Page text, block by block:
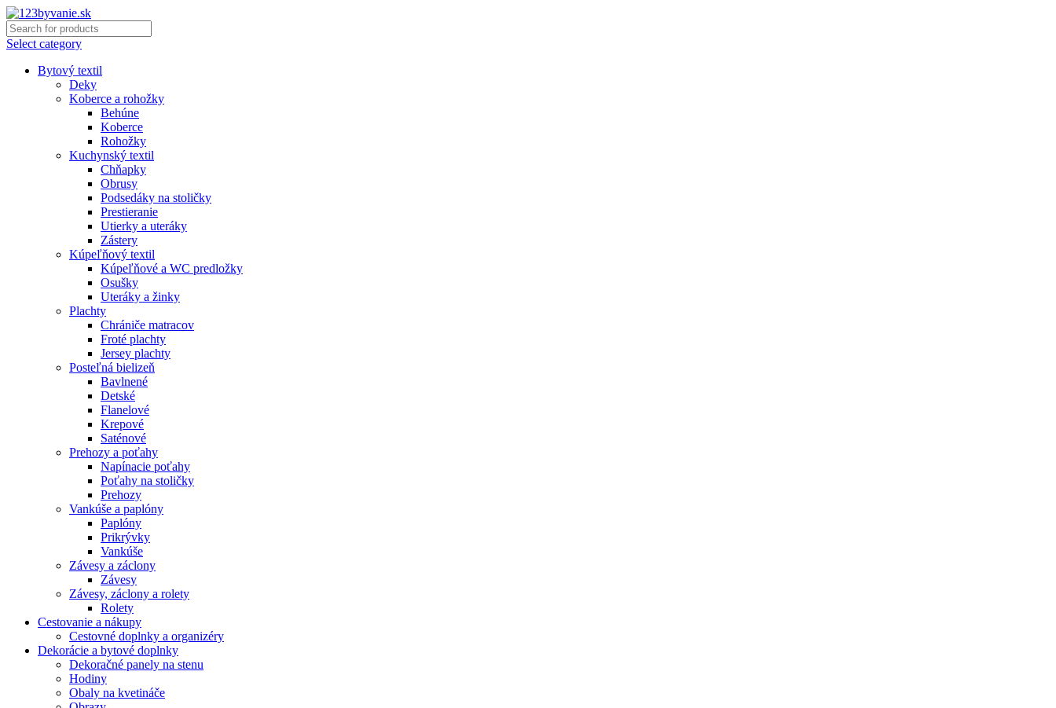
Select category
Bytový textil
Deky
Koberce a rohožky
Behúne
Koberce
Rohožky
Kuchynský textil
Chňapky
Obrusy
Podsedáky na stoličky
Prestieranie
Utierky a uteráky
Zástery
Kúpeľňový textil
Kúpeľňové a WC predložky
Osušky
Uteráky a žinky
Plachty
Chrániče matracov
Froté plachty
Jersey plachty
Posteľná bielizeň
Bavlnené
Detské
Flanelové
Krepové
Saténové
Prehozy a poťahy
Napínacie poťahy
Poťahy na stoličky
Prehozy
Vankúše a paplóny
Paplóny
Prikrývky
Vankúše
Závesy a záclony
Závesy
Závesy, záclony a rolety
Rolety
Cestovanie a nákupy
Cestovné doplnky a organizéry
Dekorácie a bytové doplnky
Dekoračné panely na stenu
Hodiny
Obaly na kvetináče